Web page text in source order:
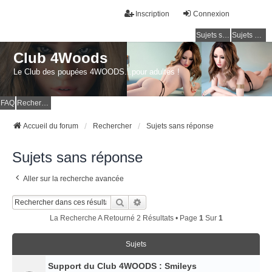
Connexion
Inscription
Sujets sans réponse Sujets actifs
Club 4Woods
Le Club des poupées 4WOODS...pour adultes !
FAQ
Accueil du forum Rechercher Sujets sans réponse
Sujets sans réponse
Aller sur la recherche avancée
Rechercher
La Recherche A Retourné 2 Résultats • Page 1 Sur 1
Sujets
Support du Club 4WOODS : Smileys